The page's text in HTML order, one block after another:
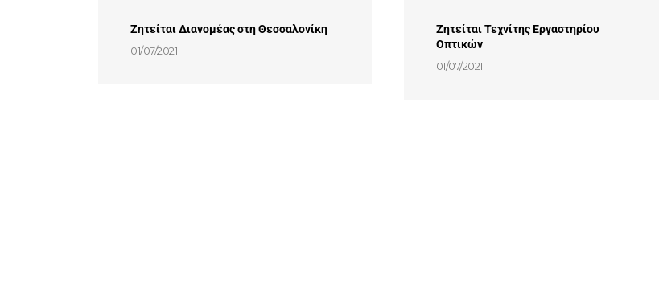
Ζητείται Διανομέας στη Θεσσαλονίκη
01/07/2021
Ζητείται Τεχνίτης Εργαστηρίου
Οπτικών
01/07/2021